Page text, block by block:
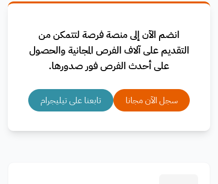
انضم الآن إلى منصة فرصة لتتمكن من
التقديم على آلاف الفرص المجانية والحصول
على أحدث الفرص فور صدورها.
سجل الآن مجانا تابعنا على تيليجرام